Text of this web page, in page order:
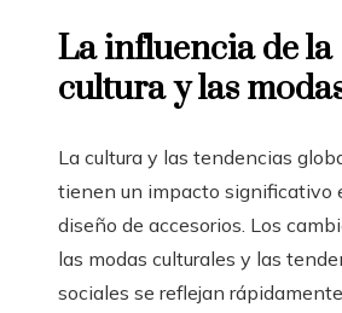
La influencia de la
cultura y las
La cultura y las tendencias
tienen un impacto significativo
diseño de accesorios. Los
las modas culturales y las
sociales se reflejan